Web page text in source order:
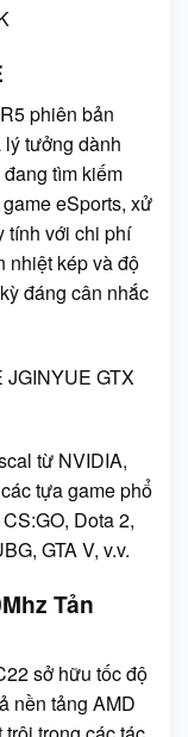
phiên bản
tưởng dành
tìm kiếm
eSports, xử
tính với chi phí
nhiệt kép và độ
đáng cân nhắc
từ NVIDIA,
tựa game phổ
Dota 2,
GTA V, v.v.
Tản
sở hữu tốc độ
nền tảng AMD